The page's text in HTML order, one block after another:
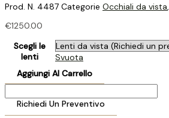
Prod. N. 4487 Categorie Occhiali da vista,
€1250.00
Scegli le
lenti
Svuota
Aggiungi Al Carrello
Richiedi Un Preventivo